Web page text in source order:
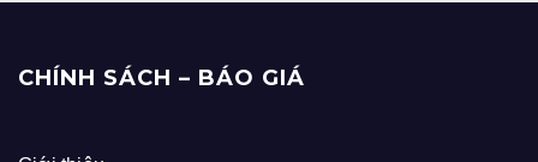
CHÍNH SÁCH – BÁO GIÁ